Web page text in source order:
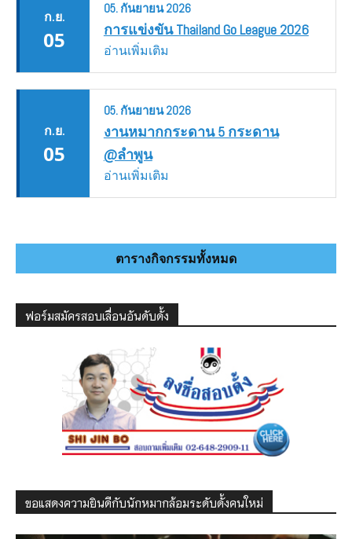
ก.ย.
05
05. กันยายน2026
การแข่งขัน Thailand Go League 2026
อ่านเพิ่มเติม
ก.ย.
05
05. กันยายน2026
งานหมากกระดาน 5 กระดาน
@ลำพูน
อ่านเพิ่มเติม
ตารางกิจกรรมทั้งหมด
ฟอร์มสมัครสอบเลื่อนอันดับดั้ง
ขอแสดงความยินดีกับนักหมากล้อมระดับดั้งคนใหม่